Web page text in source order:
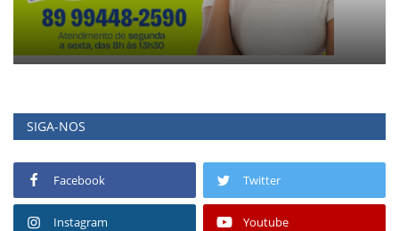
SIGA-NOS
Facebook Twitter
Instagram Youtube